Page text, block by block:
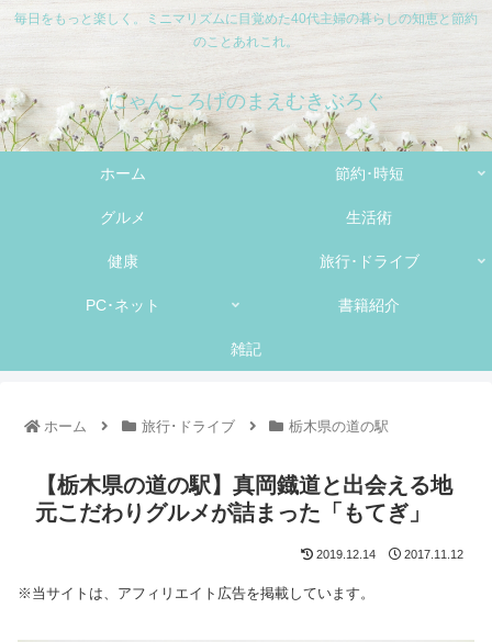
毎日をもっと楽しく。ミニマリズムに目覚めた40代主婦の暮らしの知恵と節約
のことあれこれ。
にゃんころげのまえむきぶろぐ
ホーム 節約･時短
グルメ 生活術
健康 旅行･ドライブ
PC･ネット 書籍紹介
雑記
ホーム 旅行･ドライブ 栃木県の道の駅
【栃木県の道の駅】真岡鐡道と出会える地
元こだわりグルメが詰まった「もてぎ」
2019.12.14 2017.11.12
※当サイトは、アフィリエイト広告を掲載しています。